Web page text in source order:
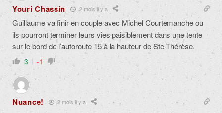
Youri Chassin 2 mois il y a
Guillaume va finir en couple avec Michel Courtemanche ou
ils pourront terminer leurs vies paisiblement dans une tente
sur le bord de l’autoroute 15 à la hauteur de Ste-Thérèse.
3 -1
Nuance! 2 mois il y a